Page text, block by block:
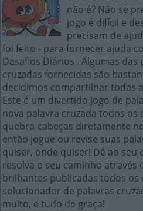
não é? Não se
jogo é difícil e
precisam de
foi feito - para fornecer ajuda
Desafios Diários . Algumas das
cruzadas fornecidas são
decidimos compartilhar todas
Este é um divertido jogo de
nova palavra cruzada todos os
quebra-cabeças diretamente
então jogue ou revise suas
quiser, onde quiser! Dê ao seu
resolva o seu caminho através
brilhantes publicadas todos os
solucionador de palavras
muito, e tudo de graça!